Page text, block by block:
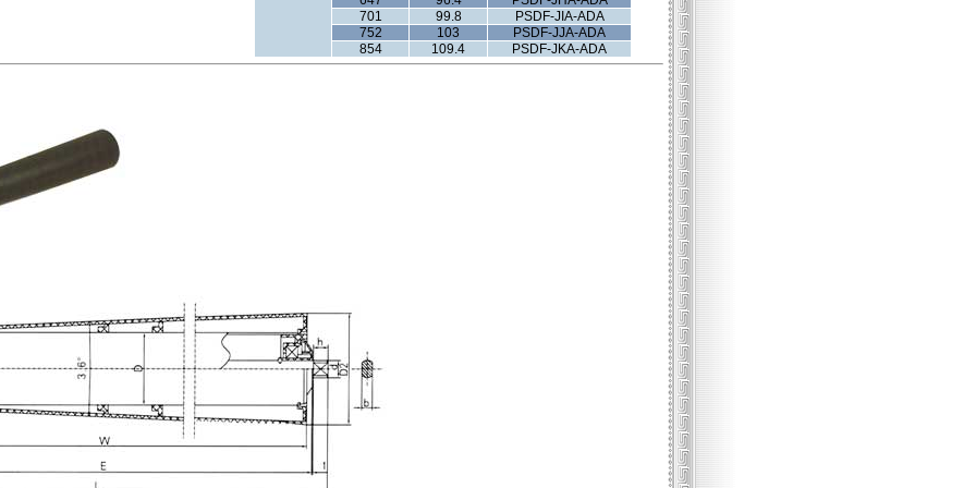
701
99.8
PSDF-JIA-ADA
752
103
PSDF-JJA-ADA
854
109.4 PSDF-JKA-ADA